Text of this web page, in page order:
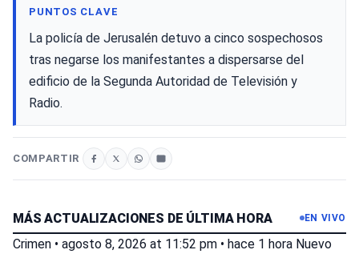
PUNTOS CLAVE
La policía de Jerusalén detuvo a cinco sospechosos
tras negarse los manifestantes a dispersarse del
edificio de la Segunda Autoridad de Televisión y
Radio.
COMPARTIR
MÁS ACTUALIZACIONES DE ÚLTIMA HORA EN VIVO
Crimen • agosto 8, 2026 at 11:52 pm • hace 1 hora Nuevo